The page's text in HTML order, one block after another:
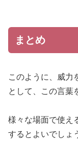
まとめ
このように、威力
として、この言葉
様々な場面で使え
するとよいでしょ